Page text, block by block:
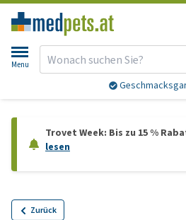
Menu
Trovet Week: Bis zu 15 %
lesen
Zurück